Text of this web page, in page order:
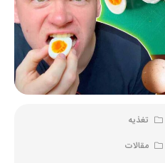
تغذیه
مقالات